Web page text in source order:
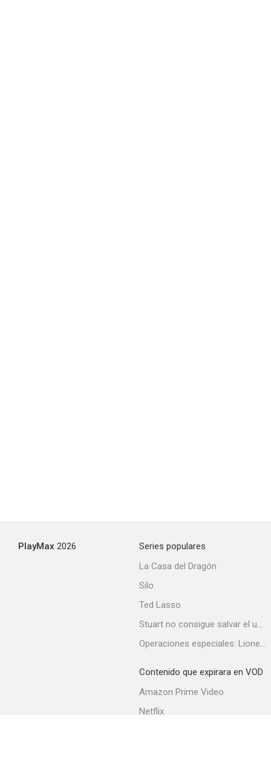
PlayMax 2026
Series populares
La Casa del Dragón
Silo
Ted Lasso
Stuart no consigue salvar el universo
Operaciones especiales: Lioness
Contenido que expirara en VOD
Amazon Prime Video
Netflix